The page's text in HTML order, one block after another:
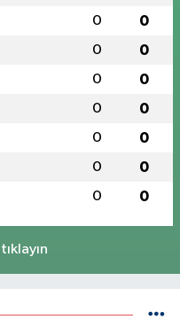
0 0
0 0
0 0
0 0
0 0
0 0
0 0